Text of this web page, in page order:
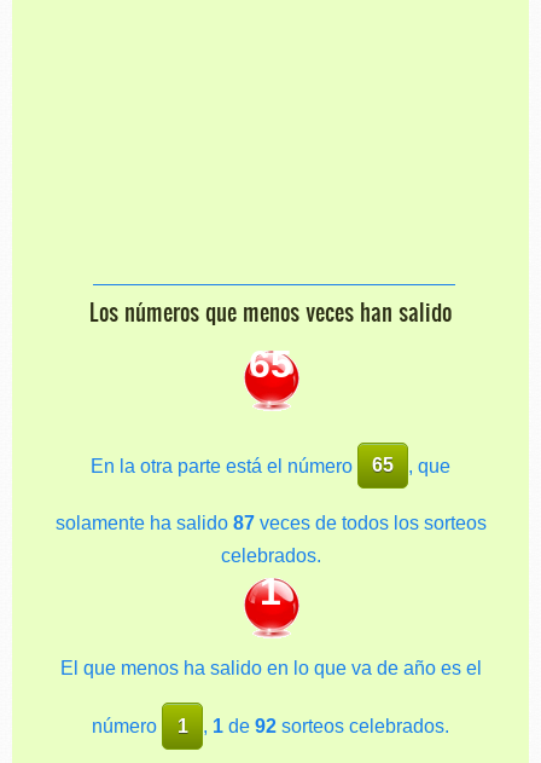
Los números que menos veces han salido
65
En la otra parte está el número 65 , que
solamente ha salido 87veces de todos los sorteos
celebrados.
1
El que menos ha salido en lo que va de año es el
número 1 , 1de 92sorteos celebrados.